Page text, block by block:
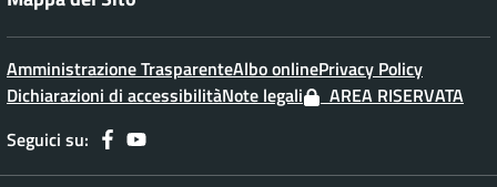
Amministrazione TrasparenteAlbo onlinePrivacy Policy
Dichiarazioni di accessibilitàNote legali
AREA RISERVATA
Seguici su: